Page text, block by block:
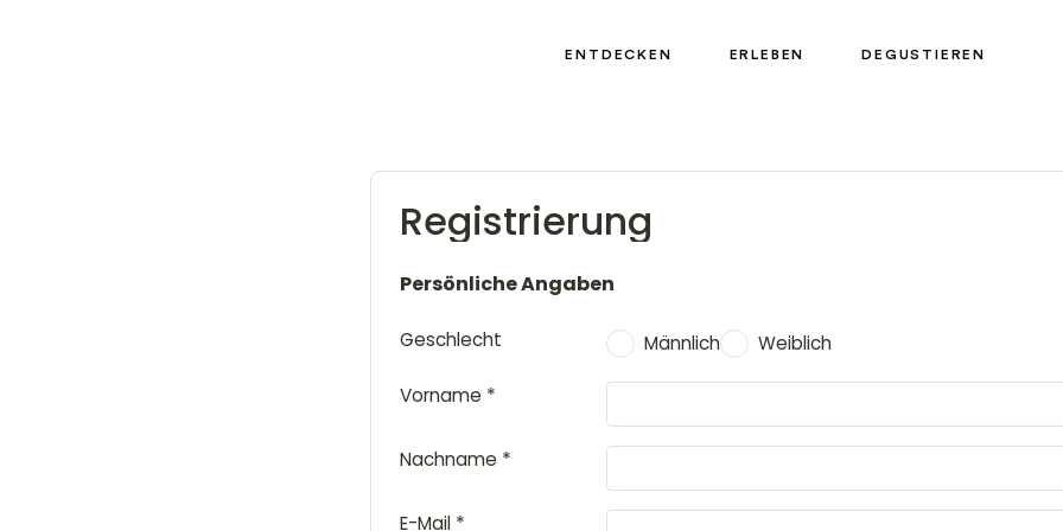
ENTDECKEN ERLEBEN DEGUSTIEREN
Registrierung
Persönliche Angaben
Geschlecht Männlich Weiblich
Vorname *
Nachname *
E-Mail *